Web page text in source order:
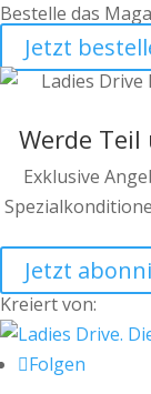
Bestelle das
Jetzt
Werde
Exklusive
Jetzt
Kreiert von:
Folgen